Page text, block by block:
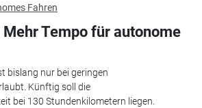
Fahren
Tempo für autonome
bislang nur bei geringen
Künftig soll die
bei 130 Stundenkilometern liegen.